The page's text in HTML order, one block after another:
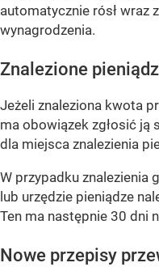
automatycznie rósł wraz
wynagrodzenia.
Znalezione
Jeżeli znaleziona kwota
ma obowiązek zgłosić ją
dla miejsca znalezienia
W przypadku znalezienia
lub urzędzie pieniądze
Ten ma następnie 30 dni
Nowe przepisy